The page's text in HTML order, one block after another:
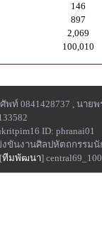
146
897
2,069
100,010
0841428737 , นายพ
ID: phranai01
ขันงานศิลปหัตถกรรมนั
ทีมพัฒนา]